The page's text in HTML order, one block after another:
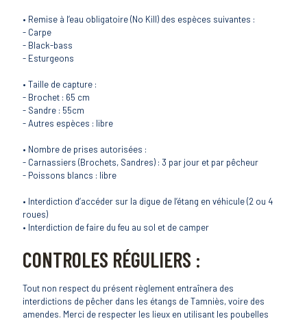
• Remise à l’eau obligatoire (No Kill) des espèces suivantes :
- Carpe
- Black-bass
- Esturgeons
• Taille de capture :
- Brochet : 65 cm
- Sandre : 55cm
- Autres espèces : libre
• Nombre de prises autorisées :
- Carnassiers (Brochets, Sandres) : 3 par jour et par pêcheur
- Poissons blancs : libre
• Interdiction d’accéder sur la digue de l’étang en véhicule (2 ou 4
roues)
• Interdiction de faire du feu au sol et de camper
CONTROLES RÉGULIERS :
Tout non respect du présent règlement entraînera des
interdictions de pêcher dans les étangs de Tamniès, voire des
amendes. Merci de respecter les lieux en utilisant les poubelles